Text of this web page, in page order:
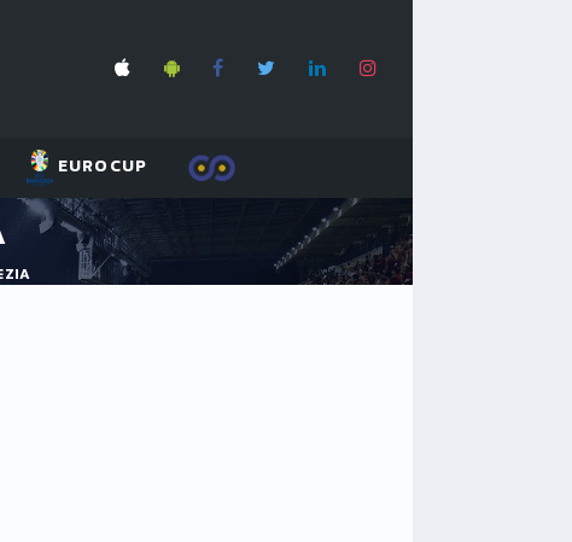
EUROCUP